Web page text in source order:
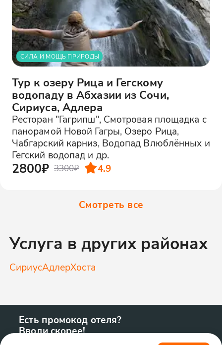
СИЛА И МОЩЬ ПРИРОДЫ
Тур к озеру Рица и Гегскому
водопаду в Абхазии из Сочи,
Сириуса, Адлера
Ресторан "Гагрипш", Смотровая площадка с
панорамой Новой Гагры, Озеро Рица,
Чабгарский карниз, Водопад Влюблённых и
Гегский водопад и др.
2800₽ 3300₽ 4.9
Смотреть все
Услуга в других районах
СириусАдлерХоста
Есть промокод отеля?
Вводи скорее!